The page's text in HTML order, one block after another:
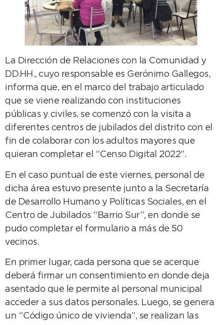
La Dirección de Relaciones con la Comunidad y
DD.HH., cuyo responsable es Gerónimo Gallegos,
informa que, en el marco del trabajo articulado
que se viene realizando con instituciones
públicas y civiles, se comenzó con la visita a
diferentes centros de jubilados del distrito con el
fin de colaborar con los adultos mayores que
quieran completar el “Censo Digital 2022”.
En el caso puntual de este viernes, personal de
dicha área estuvo presente junto a la Secretaría
de Desarrollo Humano y Políticas Sociales, en el
Centro de Jubilados “Barrio Sur”, en donde se
pudo completar el formulario a más de 50
vecinos.
En primer lugar, cada persona que se acerque
deberá firmar un consentimiento en donde deja
asentado que le permite al personal municipal
acceder a sus datos personales. Luego, se genera
un “Código único de vivienda”, se realizan las